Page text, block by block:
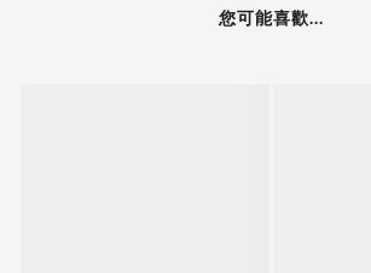
您可能喜歡...